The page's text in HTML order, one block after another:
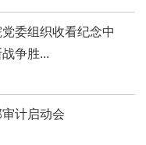
委组织收看纪念中
争胜...
计启动会